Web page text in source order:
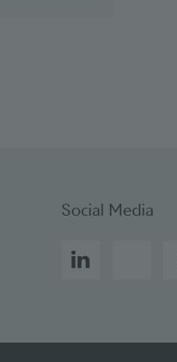
Social
Social Media